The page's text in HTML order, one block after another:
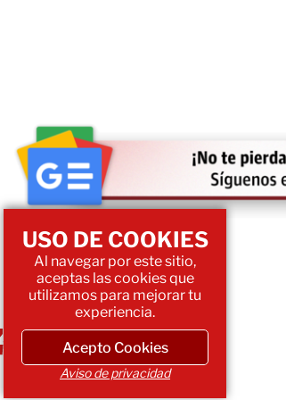
USO DE COOKIES
Al navegar por este sitio,
aceptas las cookies que
utilizamos para mejorar tu
experiencia.
Acepto Cookies
Aviso de privacidad